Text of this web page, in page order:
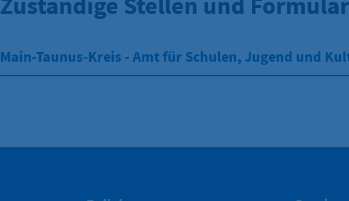
Main-Taunus-Kreis - Amt für Schulen, Jugend und